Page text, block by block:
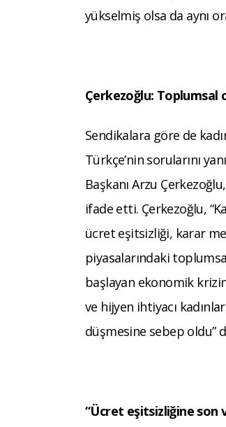
yükselmiş olsa da aynı
Çerkezoğlu: Toplumsal
Sendikalara göre de
Türkçe’nin sorularını
Başkanı Arzu
ifade etti. Çerkezoğlu,
ücret eşitsizliği, karar
piyasalarındaki
başlayan ekonomik
ve hijyen ihtiyacı
düşmesine sebep oldu”
“Ücret eşitsizliğine son